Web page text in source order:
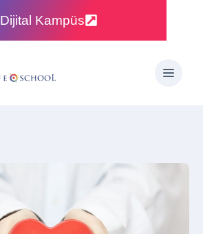
Dijital Kampüs